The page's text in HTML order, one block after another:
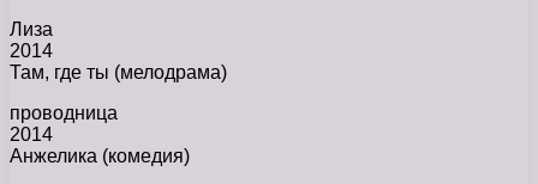
Лиза
2014
Там, где ты (мелодрама)
проводница
2014
Анжелика (комедия)